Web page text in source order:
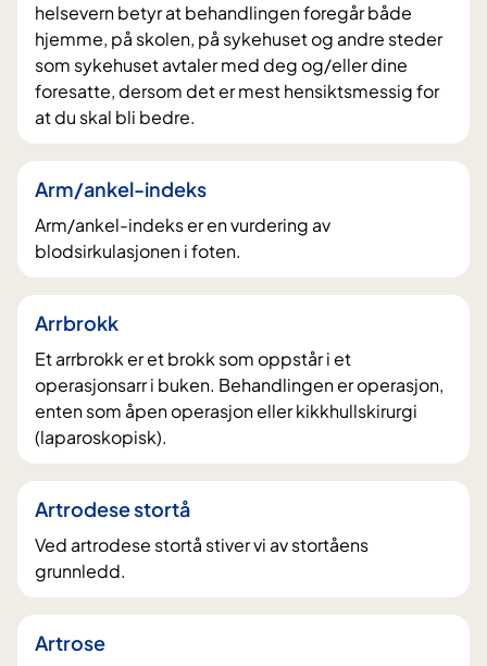
helsevern betyr at behandlingen foregår både
hjemme, på skolen, på sykehuset og andre steder
som sykehuset avtaler med deg og/eller dine
foresatte, dersom det er mest hensiktsmessig for
at du skal bli bedre.
Arm/ankel-indeks
Arm/ankel-indeks er en vurdering av
blodsirkulasjonen i foten.
Arrbrokk
Et arrbrokk er et brokk som oppstår i et
operasjonsarr i buken. Behandlingen er operasjon,
enten som åpen operasjon eller kikkhullskirurgi
(laparoskopisk).
Artrodese stortå
Ved artrodese stortå stiver vi av stortåens
grunnledd.
Artrose